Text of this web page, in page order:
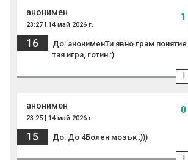
анонимен
23:27 | 14 май 2026 г.
1
16
До: анонименТи явно грам
тая игра, готин :)
!
анонимен
23:25 | 14 май 2026 г.
0
15 До: До 4Болен мозък :)))